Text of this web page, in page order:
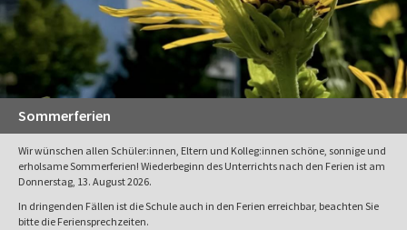
Sommerferien
Wir wünschen allen Schüler:innen, Eltern und Kolleg:innen schöne, sonnige und
erholsame Sommerferien! Wiederbeginn des Unterrichts nach den Ferien ist am
Donnerstag, 13. August 2026.
In dringenden Fällen ist die Schule auch in den Ferien erreichbar, beachten Sie
bitte die Feriensprechzeiten.